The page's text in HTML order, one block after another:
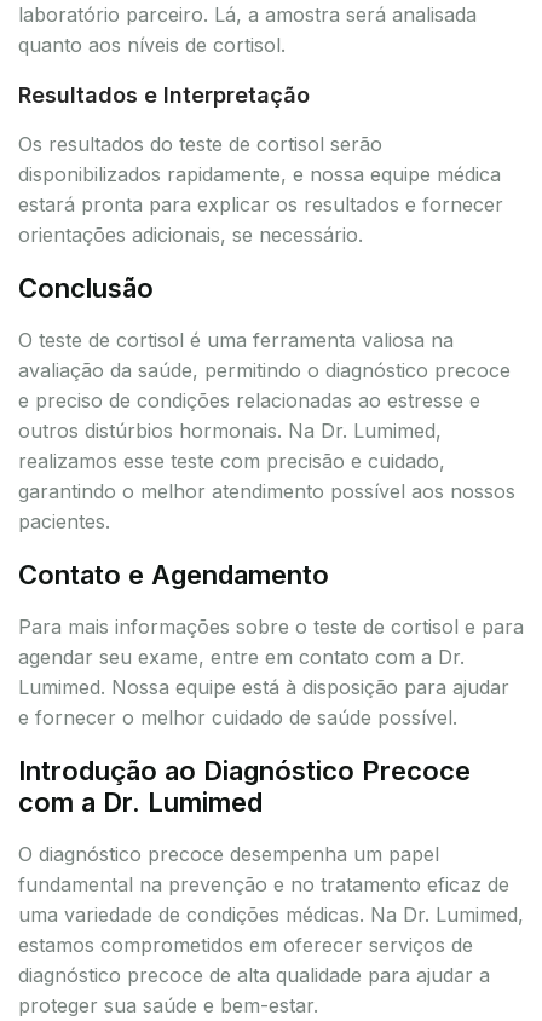
laboratório parceiro. Lá, a amostra será analisada
quanto aos níveis de cortisol.
Resultados e Interpretação
Os resultados do teste de cortisol serão
disponibilizados rapidamente, e nossa equipe médica
estará pronta para explicar os resultados e fornecer
orientações adicionais, se necessário.
Conclusão
O teste de cortisol é uma ferramenta valiosa na
avaliação da saúde, permitindo o diagnóstico precoce
e preciso de condições relacionadas ao estresse e
outros distúrbios hormonais. Na Dr. Lumimed,
realizamos esse teste com precisão e cuidado,
garantindo o melhor atendimento possível aos nossos
pacientes.
Contato e Agendamento
Para mais informações sobre o teste de cortisol e para
agendar seu exame, entre em contato com a Dr.
Lumimed. Nossa equipe está à disposição para ajudar
e fornecer o melhor cuidado de saúde possível.
Introdução ao Diagnóstico Precoce
com a Dr. Lumimed
O diagnóstico precoce desempenha um papel
fundamental na prevenção e no tratamento eficaz de
uma variedade de condições médicas. Na Dr. Lumimed,
estamos comprometidos em oferecer serviços de
diagnóstico precoce de alta qualidade para ajudar a
proteger sua saúde e bem-estar.